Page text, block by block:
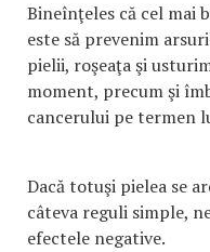
Bineînţeles că cel mai
este să prevenim
pielii, roşeaţa şi
moment, precum şi
cancerului pe termen
Dacă totuşi pielea se
câteva reguli simple,
efectele negative.